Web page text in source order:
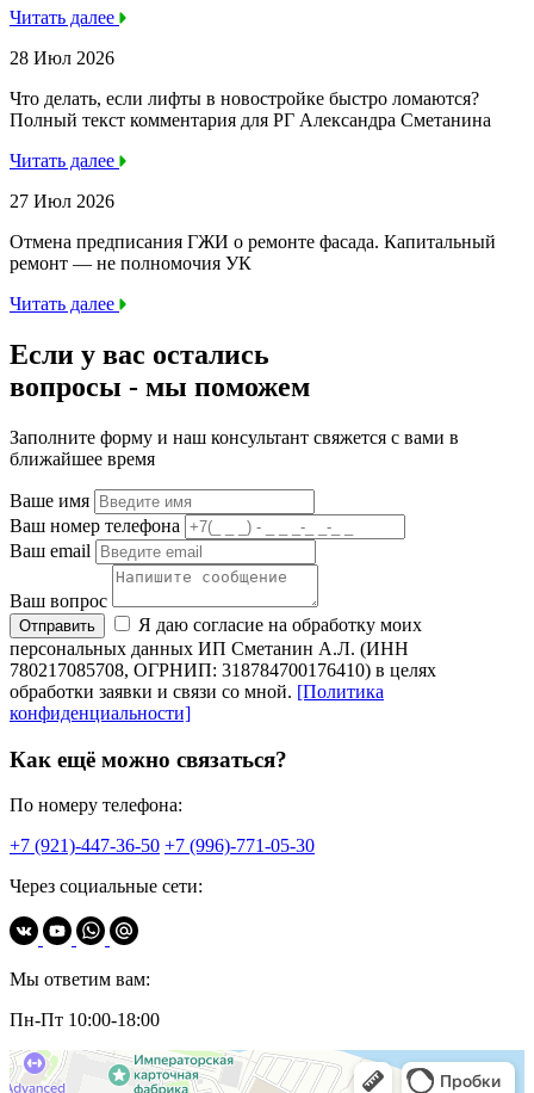
Читать далее
28 Июл 2026
Что делать, если лифты в новостройке быстро ломаются?
Полный текст комментария для РГ Александра Сметанина
Читать далее
27 Июл 2026
Отмена предписания ГЖИ о ремонте фасада. Капитальный
ремонт — не полномочия УК
Читать далее
Если у вас остались
вопросы - мы поможем
Заполните форму и наш консультант свяжется с вами в
ближайшее время
Ваше имя
Ваш номер телефона
Ваш email
Ваш вопрос
Отправить
Я даю согласие на обработку моих
персональных данных ИП Сметанин А.Л. (ИНН
780217085708, ОГРНИП: 318784700176410) в целях
обработки заявки и связи со мной. [Политика
конфиденциальности]
Как ещё можно связаться?
По номеру телефона:
+7 (921)-447-36-50 +7 (996)-771-05-30
Через социальные сети:
Мы ответим вам:
Пн-Пт 10:00-18:00